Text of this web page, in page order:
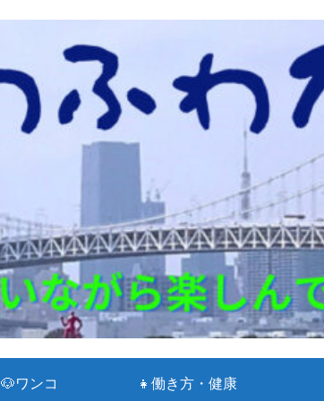
🐶ワンコ 👧働き方・健康